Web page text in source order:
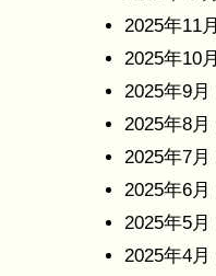
2025年11月
2025年10月
2025年9月
2025年8月
2025年7月
2025年6月
2025年5月
2025年4月